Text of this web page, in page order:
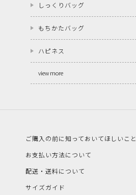
しっくりバッグ
もちかたバッグ
ハピネス
view more
ご購入の前に知っておいてほしいこと
お支払い方法について
配送・送料について
サイズガイド